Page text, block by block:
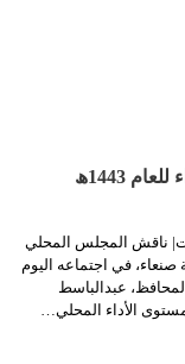
1443ھ
ناقش المجلس المحلي
صنعاء، في اجتماعه اليوم
عبدالباسط
مستوى الأداء المحلي…